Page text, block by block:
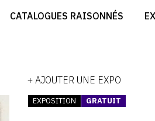
CATALOGUES RAISONNÉS
CRÉER SON
+ AJOUTER UNE EXPO
EXPOSITION GRATUIT